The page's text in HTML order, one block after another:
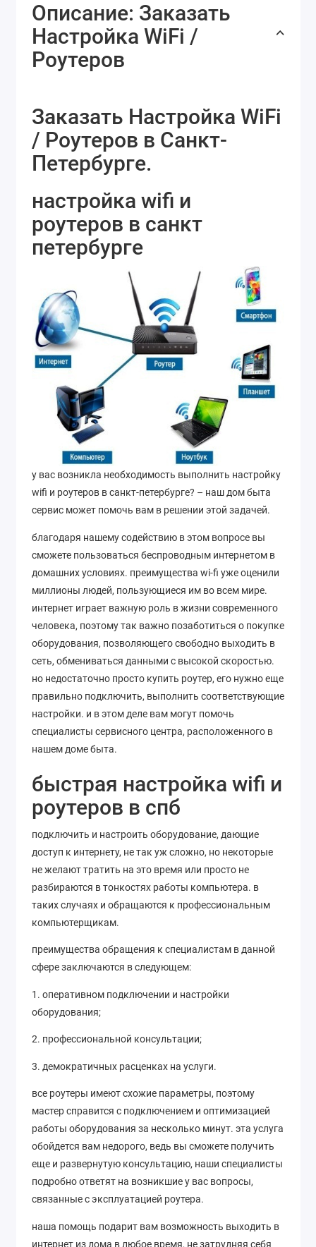
Описание: Заказать
Настройка WiFi /
Роутеров
Заказать Настройка WiFi
/ Роутеров в Санкт-
Петербурге.
настройка wifi и
роутеров в санкт
петербурге
у вас возникла необходимость выполнить настройку
wifi и роутеров в санкт-петербурге? – наш дом быта
сервис может помочь вам в решении этой задачей.
благодаря нашему содействию в этом вопросе вы
сможете пользоваться беспроводным интернетом в
домашних условиях. преимущества wi-fi уже оценили
миллионы людей, пользующиеся им во всем мире.
интернет играет важную роль в жизни современного
человека, поэтому так важно позаботиться о покупке
оборудования, позволяющего свободно выходить в
сеть, обмениваться данными с высокой скоростью.
но недостаточно просто купить роутер, его нужно еще
правильно подключить, выполнить соответствующие
настройки. и в этом деле вам могут помочь
специалисты сервисного центра, расположенного в
нашем доме быта.
быстрая настройка wifi и
роутеров в спб
подключить и настроить оборудование, дающие
доступ к интернету, не так уж сложно, но некоторые
не желают тратить на это время или просто не
разбираются в тонкостях работы компьютера. в
таких случаях и обращаются к профессиональным
компьютерщикам.
преимущества обращения к специалистам в данной
сфере заключаются в следующем:
1. оперативном подключении и настройки
оборудования;
2. профессиональной консультации;
3. демократичных расценках на услуги.
все роутеры имеют схожие параметры, поэтому
мастер справится с подключением и оптимизацией
работы оборудования за несколько минут. эта услуга
обойдется вам недорого, ведь вы сможете получить
еще и развернутую консультацию, наши специалисты
подробно ответят на возникшие у вас вопросы,
связанные с эксплуатацией роутера.
наша помощь подарит вам возможность выходить в
интернет из дома в любое время, не затрудняя себя